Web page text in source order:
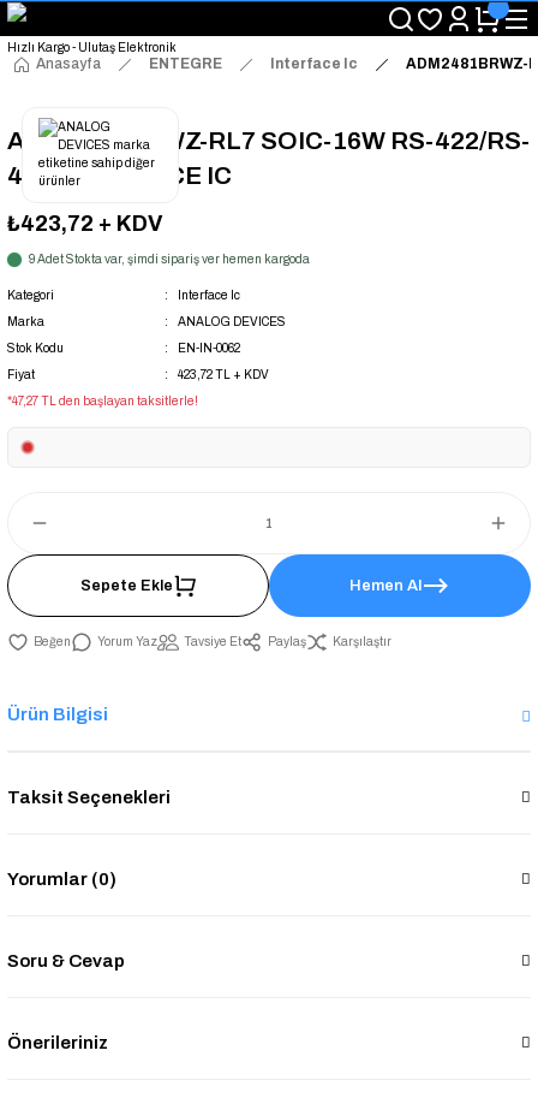
"Saat 14:00'a Kadar Verilen Siparişlerde Aynı Gün Kargo Avantajı!
"Binlerce Ürün Çeşitliliği ile Stoktan Hemen Teslim."
"Toptan Fiyatına Perakende Satış Avantajını Kaçırmayın!"
Anasayfa ENTEGRE Interface Ic ADM2481BRWZ-
ADM2481BRWZ-RL7 SOIC-16W RS-422/RS-
485 INTERFACE IC
₺423,72 + KDV
9 Adet Stokta var, şimdi sipariş ver hemen kargoda
Kategori
Interface Ic
Marka
ANALOG DEVICES
Stok Kodu
EN-IN-0062
Fiyat
423,72 TL + KDV
*47,27 TL den başlayan taksitlerle!
Sepete Ekle Hemen Al
Yorum Yaz Tavsiye Et Paylaş Karşılaştır
Ürün Bilgisi
Taksit Seçenekleri
Yorumlar (0)
Soru & Cevap
Önerileriniz